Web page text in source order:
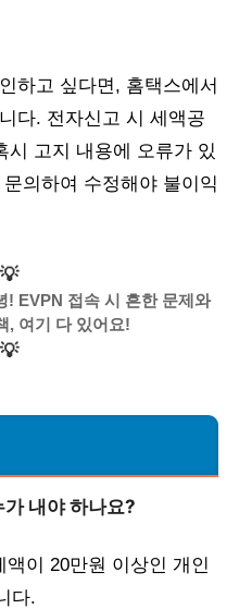
하고 싶다면, 홈택스에서
다. 전자신고 시 세액공
시 고지 내용에 오류가 있
의하여 수정해야 불이익
💡
! EVPN 접속 시 흔한 문제와
, 여기 다 있어요!
💡
내야 하나요?
이 20만원 이상인 개인
다.